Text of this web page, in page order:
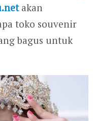
akan
toko souvenir
bagus untuk